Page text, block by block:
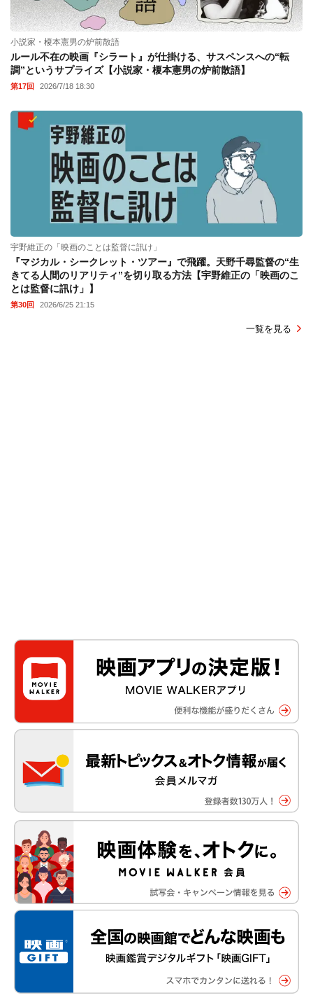
小説家・榎本憲男の炉前散語
ルール不在の映画『シラート』が仕掛ける、サスペンスへの“転
調”というサプライズ【小説家・榎本憲男の炉前散語】
第17回 2026/7/18 18:30
宇野維正の「映画のことは監督に訊け」
『マジカル・シークレット・ツアー』で飛躍。天野千尋監督の“生
きてる人間のリアリティ”を切り取る方法【宇野維正の「映画のこ
とは監督に訊け」】
第30回 2026/6/25 21:15
一覧を見る